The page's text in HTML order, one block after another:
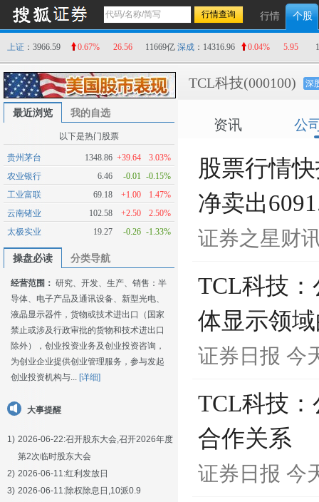
行情 个股
上证 ：3966.59 0.67% 26.56 11669亿 深成 ：14316.96 0.04% 5.95
最近浏览 我的自选
以下是热门股票
贵州茅台 1348.86 +39.64
3.03%
农业银行
6.46 -0.01 -0.15%
工业富联
69.18 +1.00
1.47%
云南锗业
102.58 +2.50
2.50%
太极实业
19.27 -0.26 -1.33%
操盘必读 分类导航
经营范围： 研究、开发、生产、销售：半
导体、电子产品及通讯设备、新型光电、
液晶显示器件，货物或技术进出口（国家
禁止或涉及行政审批的货物和技术进出口
除外），创业投资业务及创业投资咨询，
为创业企业提供创业管理服务，参与发起
创业投资机构与... [详细]
大事提醒
1) 2026-06-22:召开股东大会,召开2026年度
第2次临时股东大会
2) 2026-06-11:红利发放日
3) 2026-06-11:除权除息日,10派0.9
TCL科技(000100) 深
资讯 公
股票行情
净卖出
证券之星财
TCL科技
体显示领
证券日报 今
TCL科技
合作关系
证券日报 今